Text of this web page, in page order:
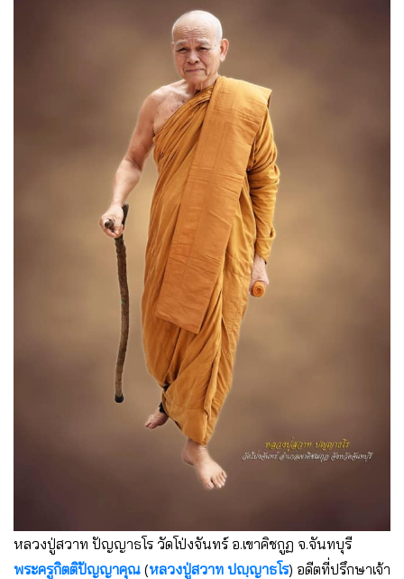
หลวงปู่สวาท ปัญญาธโร วัดโป่งจันทร์ อ.เขาคิชกูฏ จ.จันทบุรี
พระครูกิตติปัญญาคุณ (หลวงปู่สวาท ปญฺญาธโร) อดีตที่ปรึกษาเจ้า